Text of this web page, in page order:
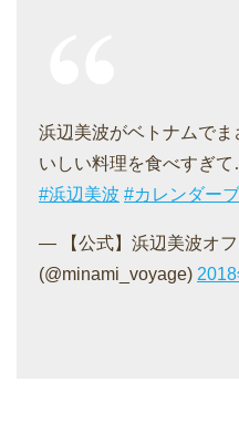
浜辺美波がベトナムで
いしい料理を食べすぎ
#浜辺美波 #カレンダー
— 【公式】浜辺美波オフ
(@minami_voyage)